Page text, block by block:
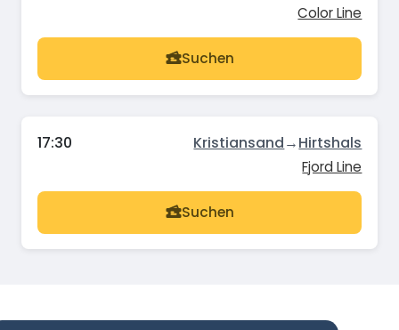
Color Line
Suchen
17:30 Kristiansand→Hirtshals
Fjord Line
Suchen